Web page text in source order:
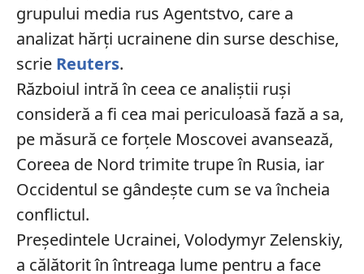
grupului media rus Agentstvo, care a
analizat hărți ucrainene din surse deschise,
scrie Reuters.
Războiul intră în ceea ce analiștii ruși
consideră a fi cea mai periculoasă fază a sa,
pe măsură ce forțele Moscovei avansează,
Coreea de Nord trimite trupe în Rusia, iar
Occidentul se gândește cum se va încheia
conflictul.
Președintele Ucrainei, Volodymyr Zelenskiy,
a călătorit în întreaga lume pentru a face